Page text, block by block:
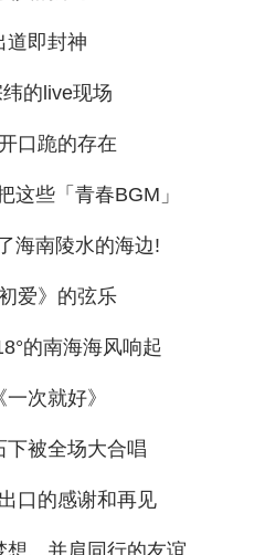
即封神
的live现场
跪的存在
些「青春BGM」
南陵水的海边!
》的弦乐
的南海海风响起
次就好》
被全场大合唱
的感谢和再见